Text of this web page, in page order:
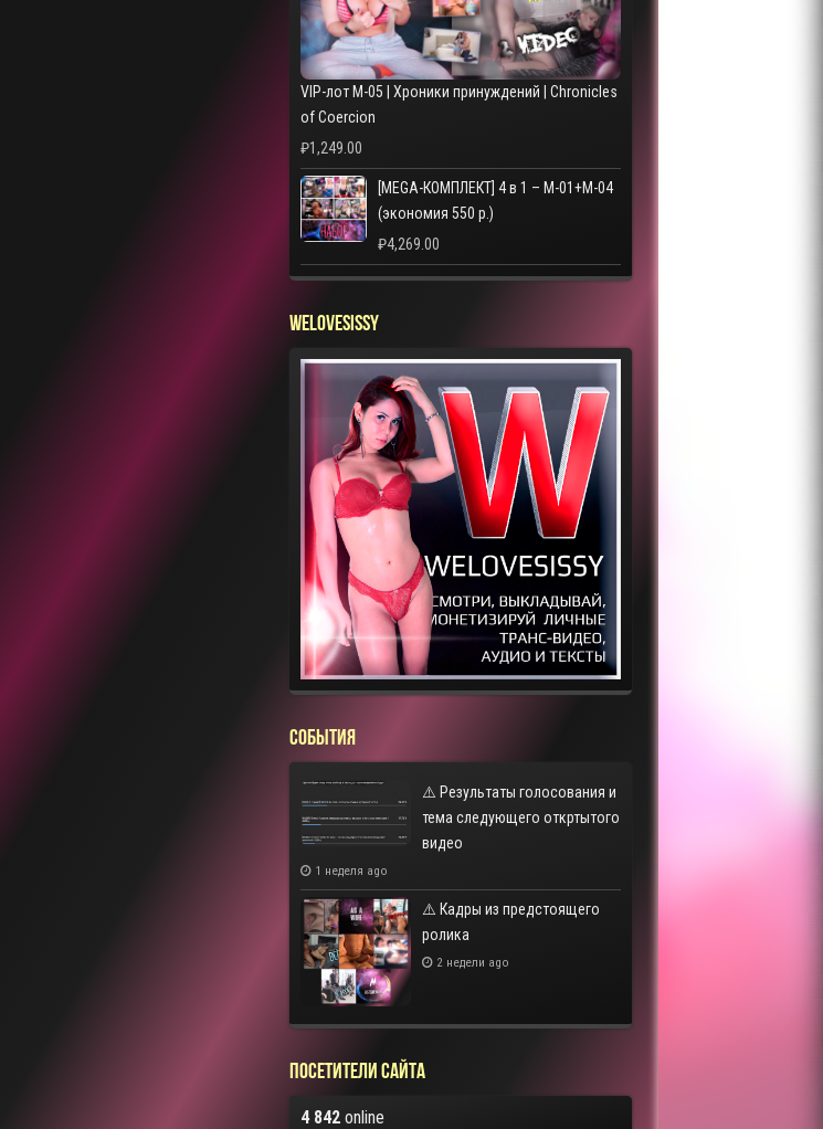
VIP-лот M-05 | Хроники принуждений | Chronicles
of Coercion
₽1,249.00
[MEGA-КОМПЛЕКТ] 4 в 1 – M-01+M-04
(экономия 550 р.)
₽4,269.00
WELOVESISSY
СОБЫТИЯ
⚠️ Результаты голосования и
тема следующего откртытого
видео
1 неделя ago
⚠️ Кадры из предстоящего
ролика
2 недели ago
Посетители сайта
4 842online